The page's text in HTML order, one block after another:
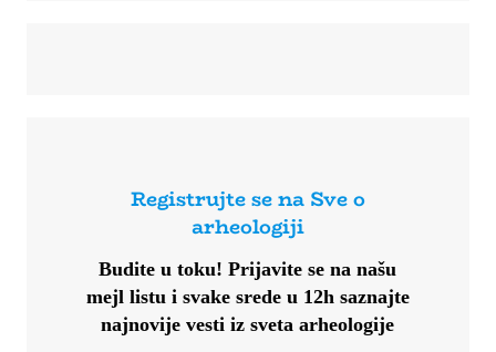
Registrujte se na Sve o
arheologiji
Budite u toku!Prijavite se na našu
mejl listu i svake srede u 12h saznajte
najnovije vesti iz sveta arheologije